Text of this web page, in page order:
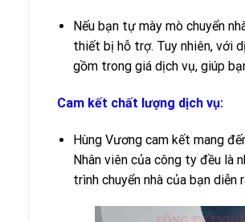
Nếu bạn tự mày mò chuyển
thiết bị hỗ trợ. Tuy nhiên, với
gồm trong giá dịch vụ, giúp
Cam kết chất lượng dịch vụ:
Hùng Vương cam kết mang
Nhân viên của công ty đều là
trình chuyển nhà của bạn diễn